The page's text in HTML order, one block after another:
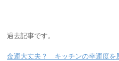
過去記事です。
金運大丈夫？ キッチンの幸運度を